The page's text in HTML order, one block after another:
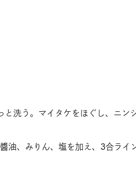
洗う。マイタケをほぐし、ニン
油、みりん、塩を加え、3合ライ